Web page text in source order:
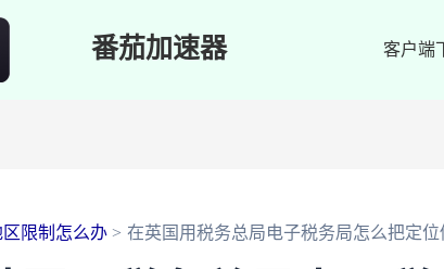
番茄加速器 客户端
区限制怎么办 在英国用税务总局电子税务局怎么把定